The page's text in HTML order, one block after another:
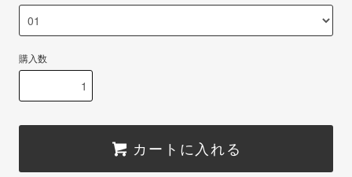
購入数
カートに入れる